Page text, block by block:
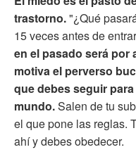
trastorno."¿Qué
15 veces antes de
en el pasado será por
motiva el perverso
que debes seguir
mundo.Salen de tu
el que pone las reglas.
ahí y debes obedecer.